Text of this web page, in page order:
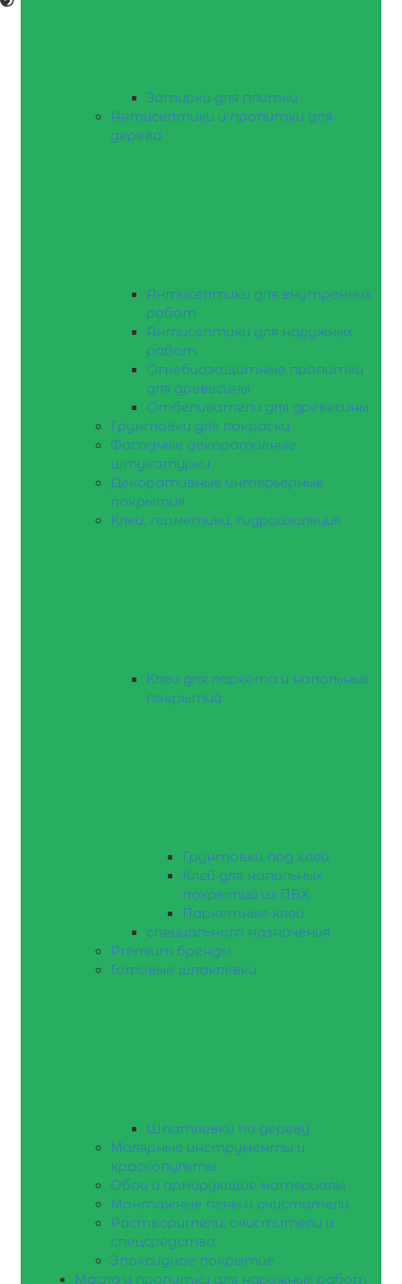
Затирки для плитки
Антисептики и пропитки для
дерева
Антисептики для внутренних
работ
Антисептики для наружных
работ
Огнебиозащитные пропитки
для древесины
Отбеливатели для древесины
Грунтовки для покраски
Фасадные декоративные
штукатурки
Декоративные интерьерные
покрытия
Клеи, герметики, гидроизоляция
Клеи для паркета и напольных
покрытий
Грунтовки под клей
Клей для напольных
покрытий из ПВХ
Паркетные клеи
специального назначения
Premium бренды
Готовые шпаклевки
Шпатлевки по дереву
Малярные инструменты и
краскопульты
Обои и армирующие материалы
Монтажные пены и очистители
Растворители, очистители и
спецсредства
Эпоксидное покрытие
Масла и пропитки для наружных работ